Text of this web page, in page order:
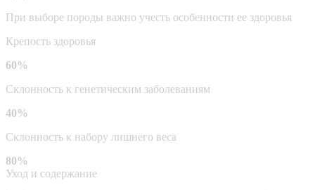
При выборе породы важно учесть особенности ее здоровья
Крепость здоровья
60%
Склонность к генетическим заболеваниям
40%
Склонность к набору лишнего веса
80%
Уход и содержание